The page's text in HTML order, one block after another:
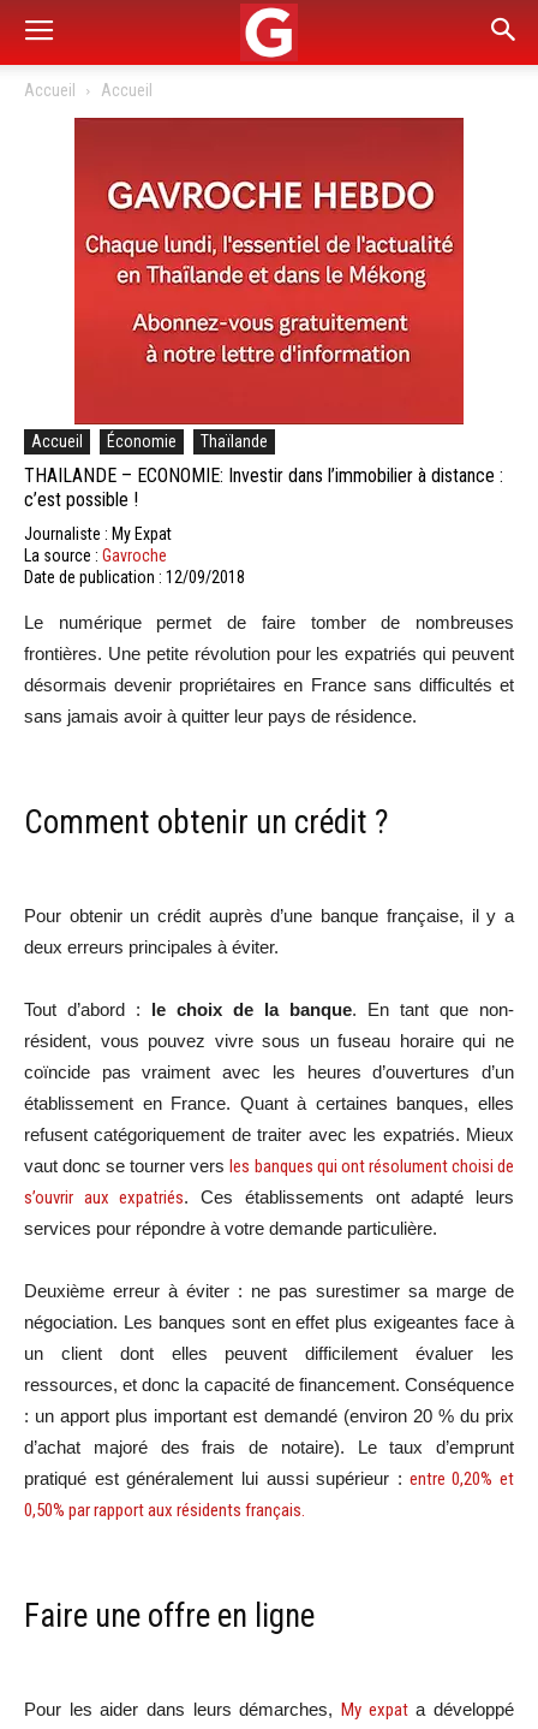
Accueil Accueil
Accueil Économie Thaïlande
THAILANDE – ECONOMIE: Investir dans l’immobilier à distance :
c’est possible !
Journaliste : My Expat
La source : Gavroche
Date de publication : 12/09/2018
Le numérique permet de faire tomber de nombreuses
frontières. Une petite révolution pour les expatriés qui peuvent
désormais devenir propriétaires en France sans difficultés et
sans jamais avoir à quitter leur pays de résidence.
Comment obtenir un crédit ?
Pour obtenir un crédit auprès d’une banque française, il y a
deux erreurs principales à éviter.
Tout d’abord : le choix de la banque. En tant que non-
résident, vous pouvez vivre sous un fuseau horaire qui ne
coïncide pas vraiment avec les heures d’ouvertures d’un
établissement en France. Quant à certaines banques, elles
refusent catégoriquement de traiter avec les expatriés. Mieux
vaut donc se tourner versles banques qui ont résolument choisi de
s’ouvrir aux expatriés. Ces établissements ont adapté leurs
services pour répondre à votre demande particulière.
Deuxième erreur à éviter : ne pas surestimer sa marge de
négociation. Les banques sont en effet plus exigeantes face à
un client dont elles peuvent difficilement évaluer les
ressources, et donc la capacité de financement. Conséquence
: un apport plus important est demandé (environ 20 % du prix
d’achat majoré des frais de notaire). Le taux d’emprunt
pratiqué est généralement lui aussi supérieur : entre 0,20% et
0,50% par rapport aux résidents français.
Faire une offre en ligne
Pour les aider dans leurs démarches, My expata développé